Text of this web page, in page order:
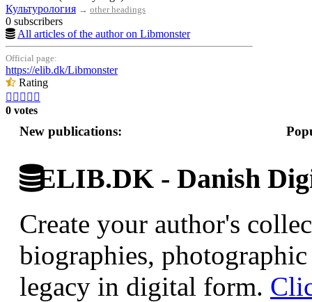
Культурология → other headings
0 subscribers
All articles of the author on Libmonster
Official page:
https://elib.dk/Libmonster
Rating
    
0 votes
New publications:
ELIB.DK - Danish
Create your author's
biographies,
legacy in digital form.